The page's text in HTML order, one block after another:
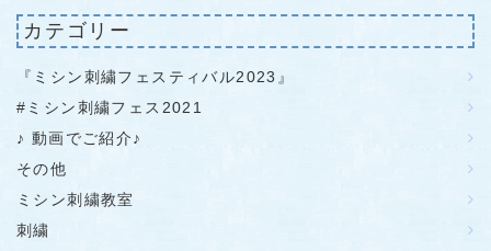
カテゴリー
『ミシン刺繍フェスティバル2023』
#ミシン刺繍フェス2021
♪ 動画でご紹介♪
その他
ミシン刺繍教室
刺繍